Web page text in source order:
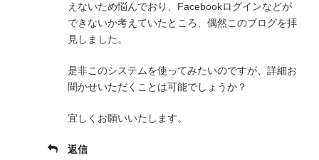
えないため悩んでおり、Facebookログインなどが
できないか考えていたところ、偶然このブログを拝
見しました。
是非このシステムを使ってみたいのですが、詳細お
聞かせいただくことは可能でしょうか？
宜しくお願いいたします。
返信